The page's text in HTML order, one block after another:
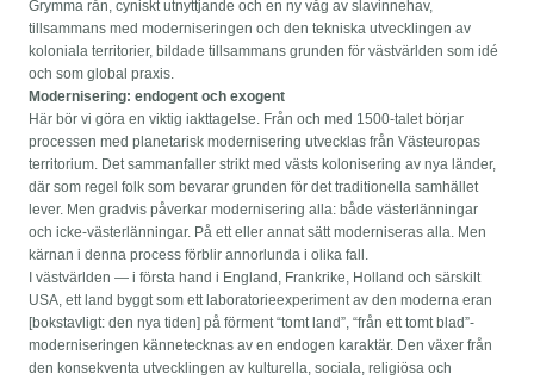
Grymma rån, cyniskt utnyttjande och en ny våg av slavinnehav,
tillsammans med moderniseringen och den tekniska utvecklingen av
koloniala territorier, bildade tillsammans grunden för västvärlden som idé
och som global praxis.
Modernisering: endogent och exogent
Här bör vi göra en viktig iakttagelse. Från och med 1500-talet börjar
processen med planetarisk modernisering utvecklas från Västeuropas
territorium. Det sammanfaller strikt med västs kolonisering av nya länder,
där som regel folk som bevarar grunden för det traditionella samhället
lever. Men gradvis påverkar modernisering alla: både västerlänningar
och icke-västerlänningar. På ett eller annat sätt moderniseras alla. Men
kärnan i denna process förblir annorlunda i olika fall.
I västvärlden — i första hand i England, Frankrike, Holland och särskilt
USA, ett land byggt som ett laboratorieexperiment av den moderna eran
[bokstavligt: den nya tiden] på förment “tomt land”, “från ett tomt blad”-
moderniseringen kännetecknas av en endogen karaktär. Den växer från
den konsekventa utvecklingen av kulturella, sociala, religiösa och